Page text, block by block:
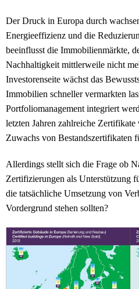
Der Druck in Europa durch
Energieeffizienz und die
beeinflusst die Immobilienmärkte,
Nachhaltigkeit mittlerweile nicht
Investorenseite wächst das
Immobilien schneller vermarkten
Portfoliomanagement integriert
letzten Jahren zahlreiche Zertifikate
Zuwachs von Bestandszertifikaten
Allerdings stellt sich die Frage ob
Zertifizierungen als Unterstützung
die tatsächliche Umsetzung von
Vordergrund stehen sollten?